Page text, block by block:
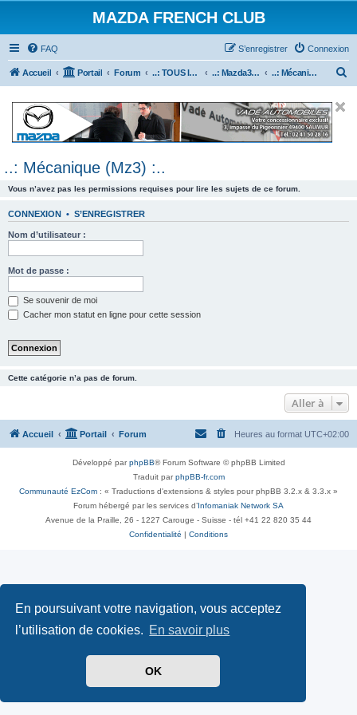
En poursuivant votre navigation, vous acceptez
l’utilisation de cookies. En savoir plus
OK
MAZDA FRENCH CLUB
FAQ Connexion
S’enregistrer
Accueil Portail Forum ..: TOUS les Véhicules MAZDA :.. ..: Mazda3 :.. ..: Mécanique (Mz3) :..
e
..: Mécanique (Mz3) :..
Vous n’avez pas les permissions requises pour lire les sujets de ce forum.
CONNEXION • S’ENREGISTRER
Nom d’utilisateur :
Mot de passe :
Se souvenir de moi
Cacher mon statut en ligne pour cette session
Cette catégorie n’a pas de forum.
Aller à
Accueil Portail Forum Heures au format UTC+02:00
Développé parphpBB® Forum Software © phpBB Limited
Traduit parphpBB-fr.com
Communauté EzCom : « Traductions d'extensions & styles pour phpBB 3.2.x & 3.3.x »
Forum hébergé par les services d’ Infomaniak Network SA
Avenue de la Praille, 26 - 1227 Carouge - Suisse - tél +41 22 820 35 44
Confidentialité
Conditions